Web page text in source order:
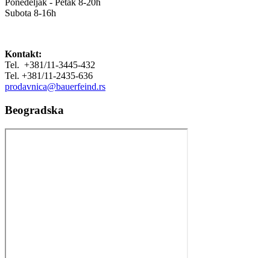
Ponedeljak - Petak 8-20h
Subota 8-16h
Kontakt:
Tel. +381/11-3445-432
Tel. +381/11-2435-636
prodavnica@bauerfeind.rs
Beogradska